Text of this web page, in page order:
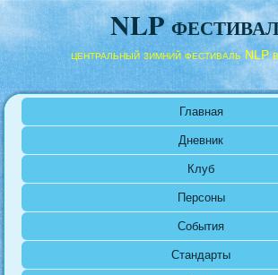
NLP
центральный зимний фестиваль NLP
Главная
Дневник
Клуб
Персоны
События
Стандарты